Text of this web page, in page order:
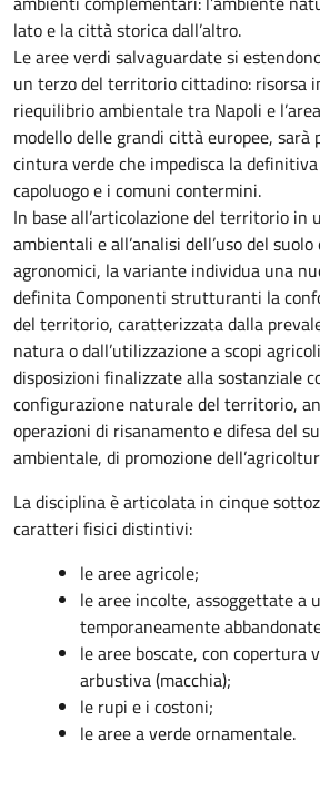
lato e la città storica dall’altro.
Le aree verdi salvaguardate si
un terzo del territorio cittadino: risorsa
riequilibrio ambientale tra Napoli e
modello delle grandi città europee, sarà
cintura verde che impedisca la
capoluogo e i comuni contermini.
In base all’articolazione del territorio in
ambientali e all’analisi dell’uso del
agronomici, la variante individua una
definita Componenti strutturanti la
del territorio, caratterizzata dalla
natura o dall’utilizzazione a scopi
disposizioni finalizzate alla sostanziale
configurazione naturale del territorio,
operazioni di risanamento e difesa del
ambientale, di promozione
La disciplina è articolata in cinque
caratteri fisici distintivi:
le aree agricole;
le aree incolte, assoggettate a
temporaneamente
le aree boscate, con copertura
arbustiva (macchia);
le rupi e i costoni;
le aree a verde ornamentale.